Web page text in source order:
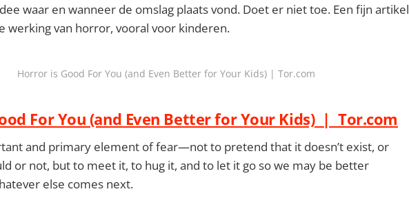
waar en wanneer de omslag plaats vond. Doet er niet toe. Een fijn artikel
werking van horror, vooral voor kinderen.
Horror is Good For You (and Even Better for Your Kids) | Tor.com
For You (and Even Better for Your Kids) | Tor.com
and primary element of fear—not to pretend that it doesn’t exist, or
or not, but to meet it, to hug it, and to let it go so we may be better
else comes next.